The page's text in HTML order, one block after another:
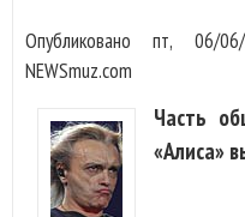
Опубликованопт, 06/
NEWSmuz.com
Часть
«Алиса»